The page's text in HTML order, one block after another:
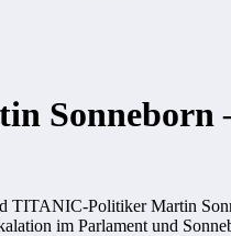
Sonneborn
TITANIC-Politiker Martin
im Parlament und